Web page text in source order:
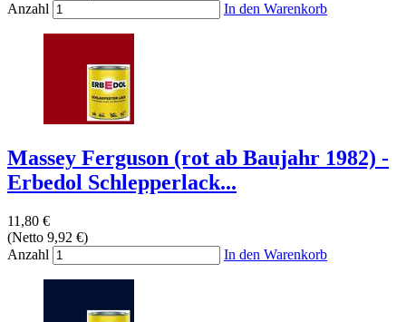
Anzahl
In den Warenkorb
Massey Ferguson (rot ab Baujahr 1982) -
Erbedol Schlepperlack...
11,80 €
(Netto 9,92 €)
Anzahl
In den Warenkorb